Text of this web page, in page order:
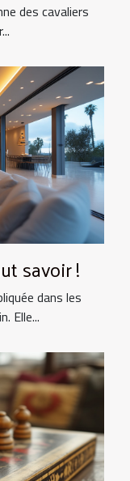
des cavaliers
savoir !
dans les
Elle...